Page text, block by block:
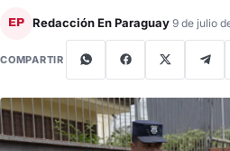
EP Redacción En Paraguay 9 de julio
COMPARTIR